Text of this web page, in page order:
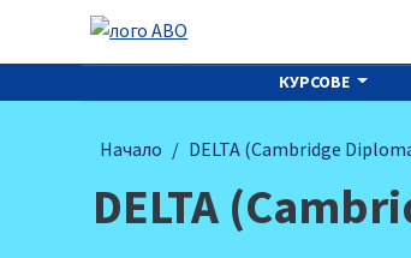
КУРСОВЕ
Начало DELTA (Cambridge
DELTA